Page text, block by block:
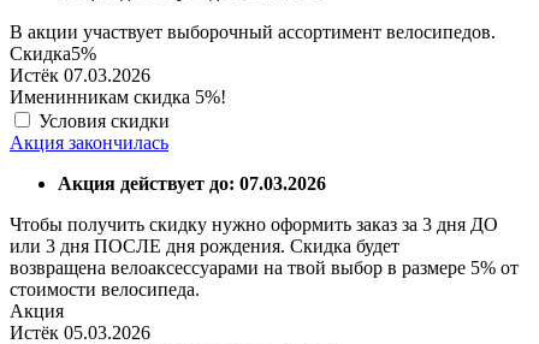
В акции участвует выборочный ассортимент велосипедов.
Скидка5%
Истёк 07.03.2026
Именинникам скидка 5%!
Условия скидки
Акция закончилась
Акция действует до: 07.03.2026
Чтобы получить скидку нужно оформить заказ за 3 дня ДО
или 3 дня ПОСЛЕ дня рождения. Скидка будет
возвращена велоаксессуарами на твой выбор в размере 5% от
стоимости велосипеда.
Акция
Истёк 05.03.2026